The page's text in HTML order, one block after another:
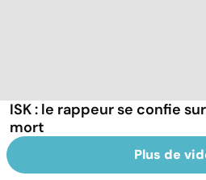
ISK : le rappeur se confie
mort
Plus de